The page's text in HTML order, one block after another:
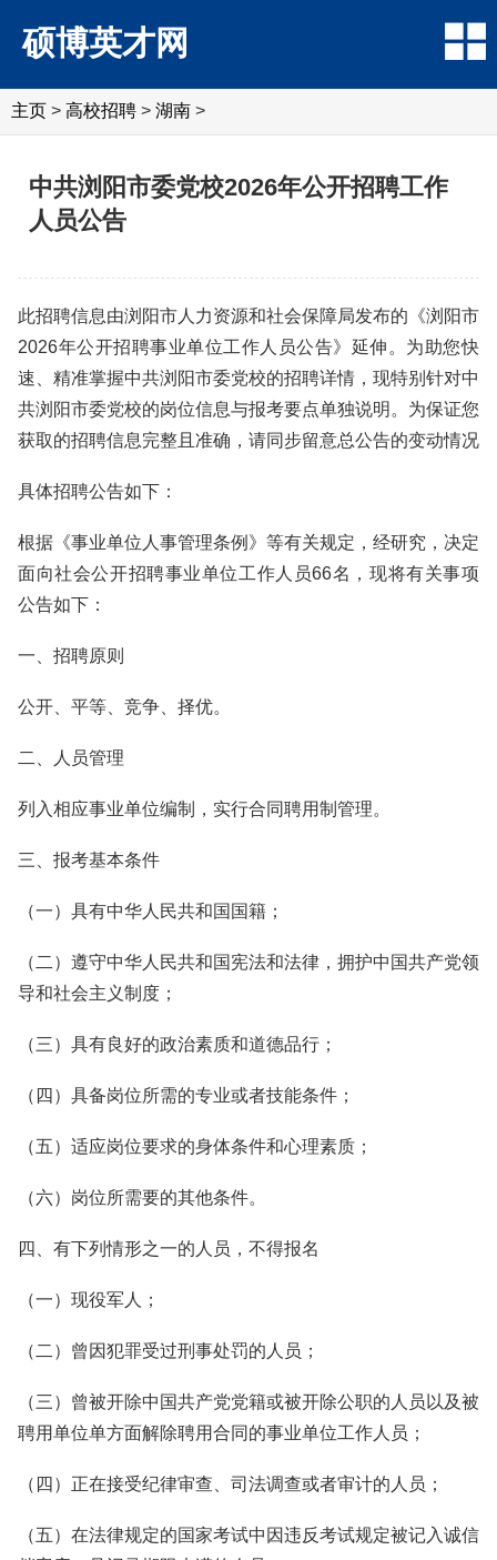
硕博英才网
主页 > 高校招聘 > 湖南 >
中共浏阳市委党校2026年公开招聘工作
人员公告
此招聘信息由浏阳市人力资源和社会保障局发布的《浏阳市
2026年公开招聘事业单位工作人员公告》延伸。为助您快
速、精准掌握中共浏阳市委党校的招聘详情，现特别针对中
共浏阳市委党校的岗位信息与报考要点单独说明。为保证您
获取的招聘信息完整且准确，请同步留意总公告的变动情况
具体招聘公告如下：
根据《事业单位人事管理条例》等有关规定，经研究，决定
面向社会公开招聘事业单位工作人员66名，现将有关事项
公告如下：
一、招聘原则
公开、平等、竞争、择优。
二、人员管理
列入相应事业单位编制，实行合同聘用制管理。
三、报考基本条件
（一）具有中华人民共和国国籍；
（二）遵守中华人民共和国宪法和法律，拥护中国共产党领
导和社会主义制度；
（三）具有良好的政治素质和道德品行；
（四）具备岗位所需的专业或者技能条件；
（五）适应岗位要求的身体条件和心理素质；
（六）岗位所需要的其他条件。
四、有下列情形之一的人员，不得报名
（一）现役军人；
（二）曾因犯罪受过刑事处罚的人员；
（三）曾被开除中国共产党党籍或被开除公职的人员以及被
聘用单位单方面解除聘用合同的事业单位工作人员；
（四）正在接受纪律审查、司法调查或者审计的人员；
（五）在法律规定的国家考试中因违反考试规定被记入诚信